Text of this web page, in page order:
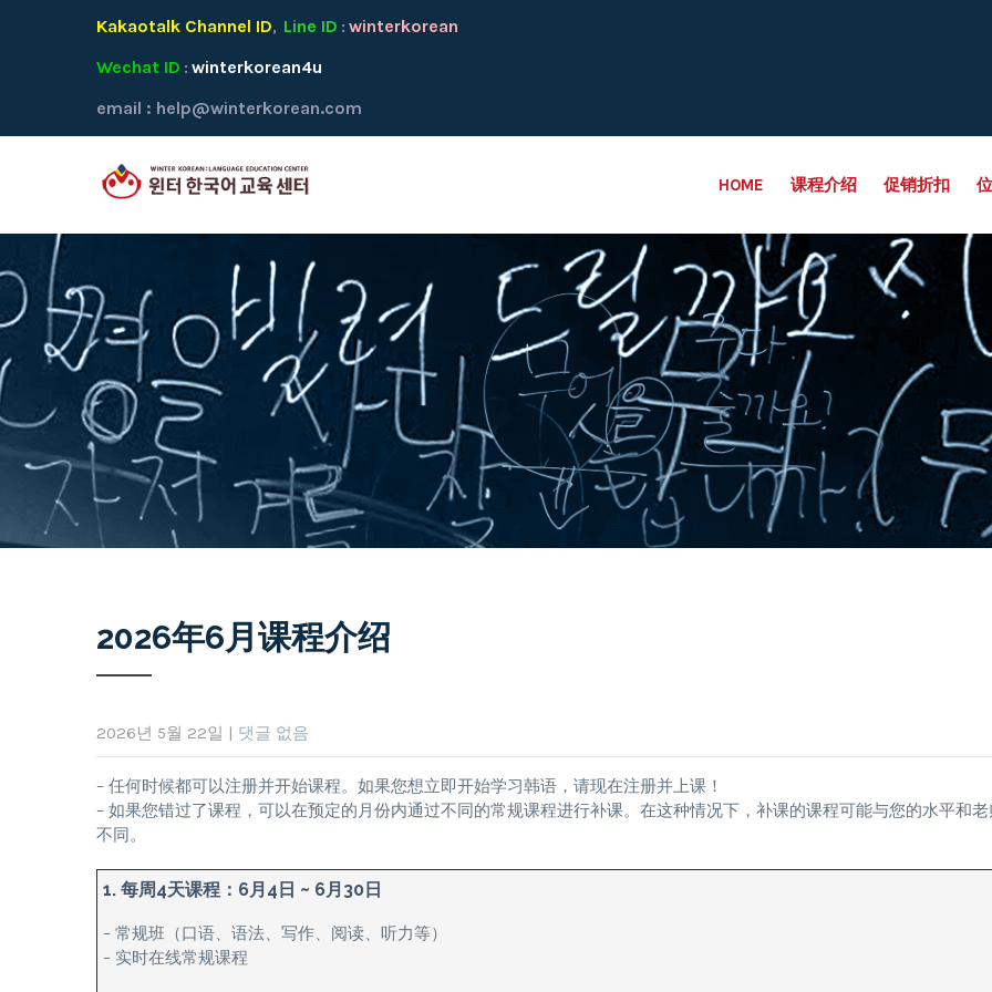
Kakaotalk Channel ID, Line ID : winterkorean
Wechat ID : winterkorean4u
email : help@winterkorean.com
HOME 课程介绍 促销折扣
2026年6月课程介绍
2026년 5월 22일 | 댓글 없음
– 任何时候都可以注册并开始课程。如果您想立即开始学习韩语，请现在注册并上课！
– 如果您错过了课程，可以在预定的月份内通过不同的常规课程进行补课。在这种情况下，补课的课程可能与您的水平和
不同。
1. 每周4天课程：6月4日 ~ 6月30日
– 常规班（口语、语法、写作、阅读、听力等）
– 实时在线常规课程